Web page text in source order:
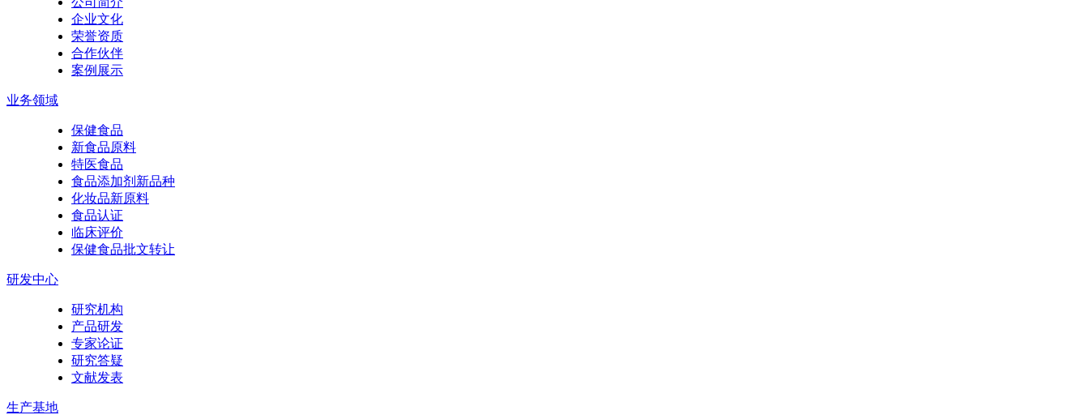
企业文化
荣誉资质
合作伙伴
案例展示
业务领域
保健食品
新食品原料
特医食品
食品添加剂新品种
化妆品新原料
食品认证
临床评价
保健食品批文转让
研发中心
研究机构
产品研发
专家论证
研究答疑
文献发表
生产基地